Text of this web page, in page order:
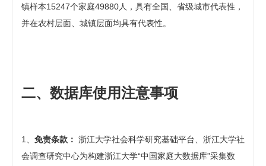
镇样本15247个家庭49880人，具有全国、省级城市代表性，
并在农村层面、城镇层面均具有代表性。
二、数据库使用注意事项
1、 免责条款： 浙江大学社会科学研究基础平台、浙江大学社
会调查研究中心为构建浙江大学“中国家庭大数据库”采集数